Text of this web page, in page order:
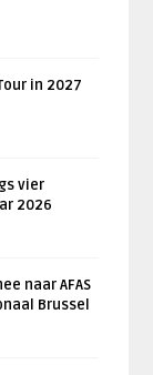
in 2027
vier
2026
naar AFAS
Brussel